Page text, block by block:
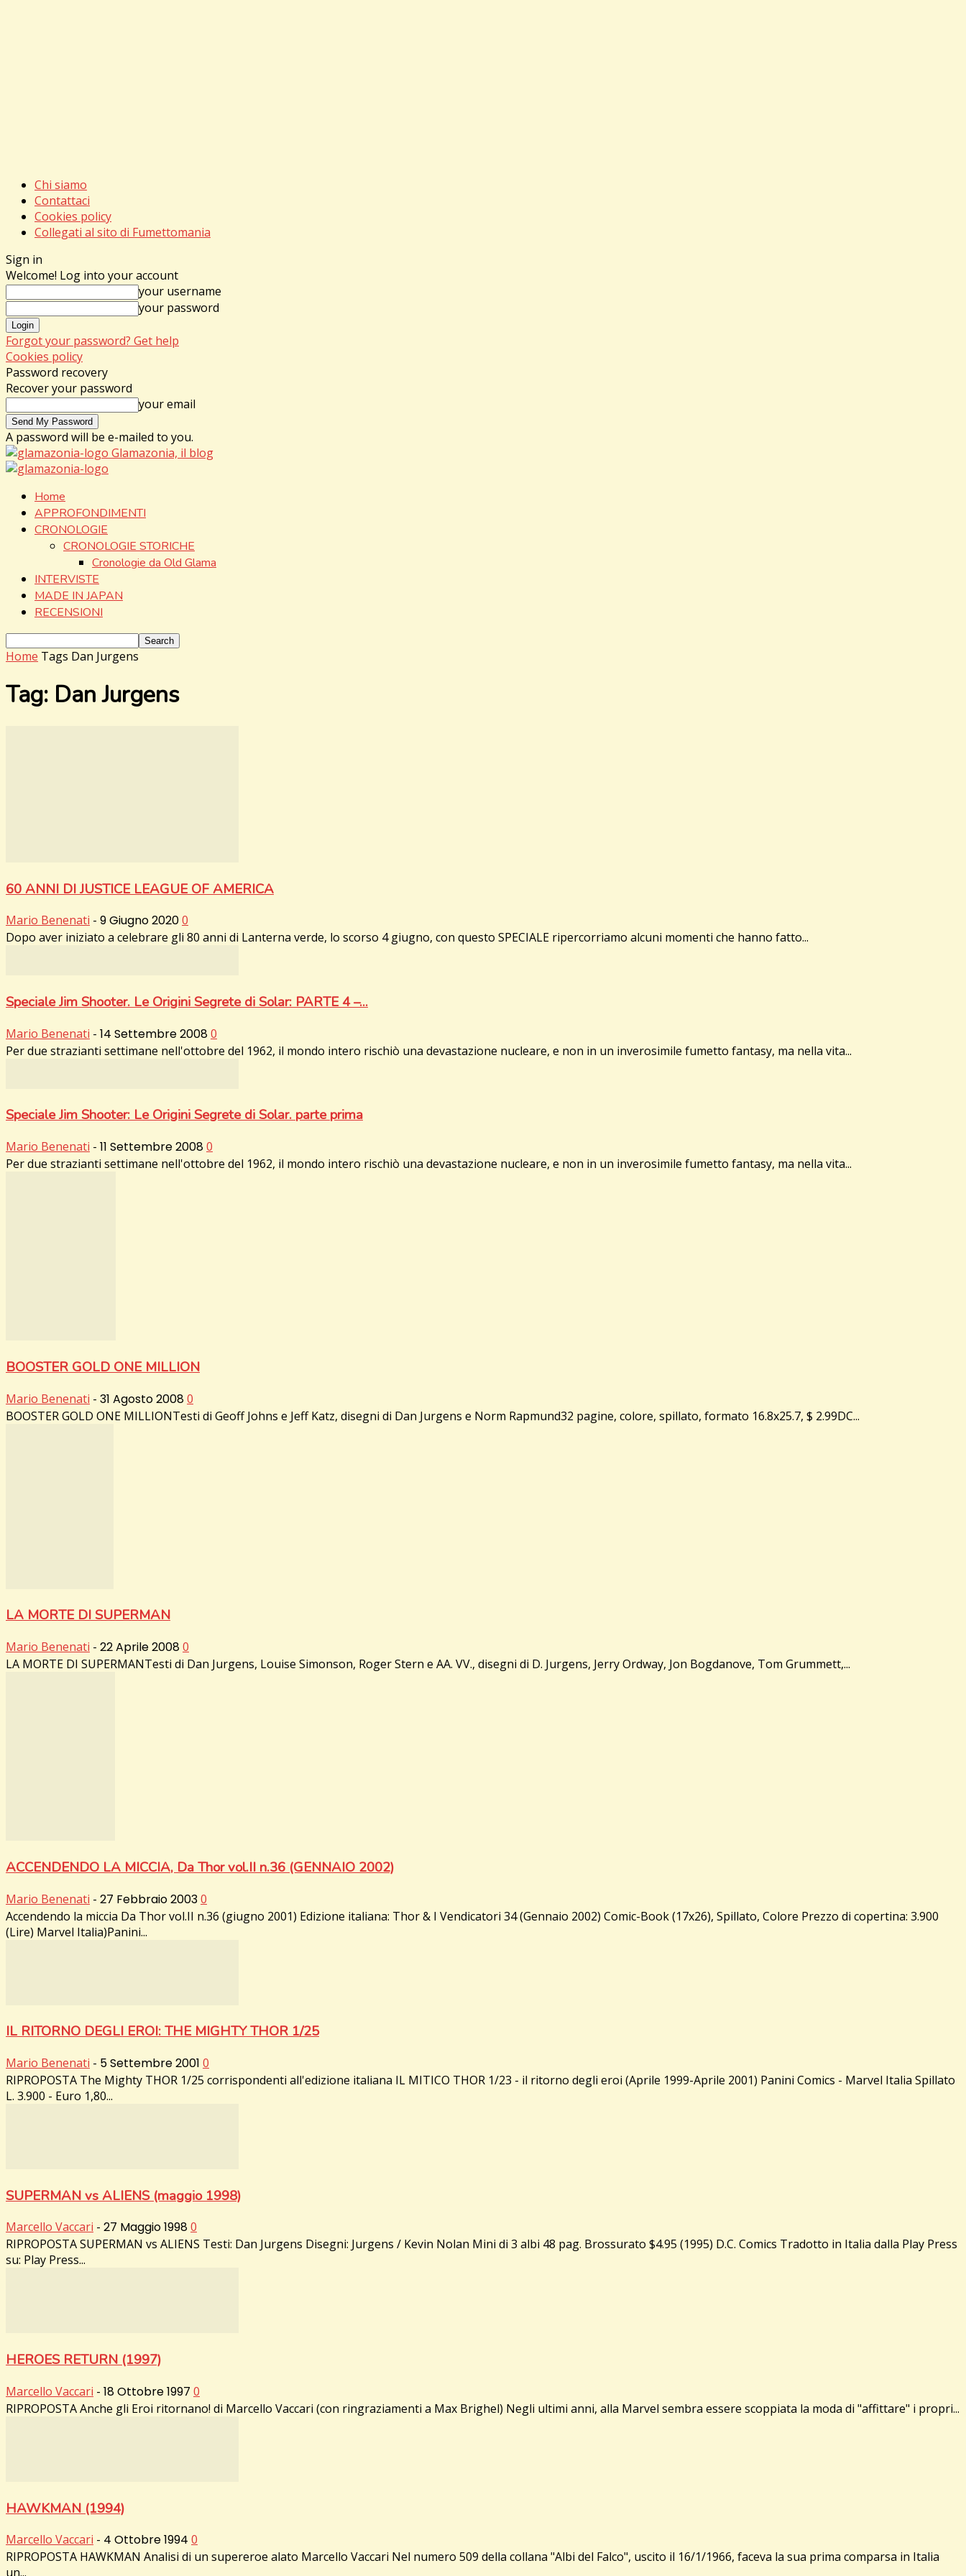
Chi siamo
Contattaci
Cookies policy
Collegati al sito di Fumettomania
Sign in
Welcome! Log into your account
your username
your password
Forgot your password? Get help
Cookies policy
Password recovery
Recover your password
your email
A password will be e-mailed to you.
Glamazonia, il blog
Home
APPROFONDIMENTI
CRONOLOGIE
CRONOLOGIE STORICHE
Cronologie da Old Glama
INTERVISTE
MADE IN JAPAN
RECENSIONI
Home Tags Dan Jurgens
Tag: Dan Jurgens
60 ANNI DI JUSTICE LEAGUE OF AMERICA
Mario Benenati - 9 Giugno 20200
Dopo aver iniziato a celebrare gli 80 anni di Lanterna verde, lo scorso 4 giugno, con questo SPECIALE ripercorriamo alcuni momenti che hanno fatto...
Speciale Jim Shooter. Le Origini Segrete di Solar: PARTE 4 –...
Mario Benenati - 14 Settembre 20080
Per due strazianti settimane nell'ottobre del 1962, il mondo intero rischiò una devastazione nucleare, e non in un inverosimile fumetto fantasy, ma nella vita...
Speciale Jim Shooter: Le Origini Segrete di Solar. parte prima
Mario Benenati - 11 Settembre 20080
Per due strazianti settimane nell'ottobre del 1962, il mondo intero rischiò una devastazione nucleare, e non in un inverosimile fumetto fantasy, ma nella vita...
BOOSTER GOLD ONE MILLION
Mario Benenati - 31 Agosto 20080
BOOSTER GOLD ONE MILLIONTesti di Geoff Johns e Jeff Katz, disegni di Dan Jurgens e Norm Rapmund32 pagine, colore, spillato, formato 16.8x25.7, $ 2.99DC...
LA MORTE DI SUPERMAN
Mario Benenati - 22 Aprile 20080
LA MORTE DI SUPERMANTesti di Dan Jurgens, Louise Simonson, Roger Stern e AA. VV., disegni di D. Jurgens, Jerry Ordway, Jon Bogdanove, Tom Grummett,...
ACCENDENDO LA MICCIA, Da Thor vol.II n.36 (GENNAIO 2002)
Mario Benenati - 27 Febbraio 20030
Accendendo la miccia Da Thor vol.II n.36 (giugno 2001) Edizione italiana: Thor & I Vendicatori 34 (Gennaio 2002) Comic-Book (17x26), Spillato, Colore Prezzo di copertina: 3.900
(Lire) Marvel Italia)Panini...
IL RITORNO DEGLI EROI: THE MIGHTY THOR 1/25
Mario Benenati - 5 Settembre 2001 0
RIPROPOSTA The Mighty THOR 1/25 corrispondenti all'edizione italiana IL MITICO THOR 1/23 - il ritorno degli eroi (Aprile 1999-Aprile 2001) Panini Comics - Marvel Italia Spillato
L. 3.900 - Euro 1,80...
SUPERMAN vs ALIENS (maggio 1998)
Marcello Vaccari - 27 Maggio 19980
RIPROPOSTA SUPERMAN vs ALIENS Testi: Dan Jurgens Disegni: Jurgens / Kevin Nolan Mini di 3 albi 48 pag. Brossurato $4.95 (1995) D.C. Comics Tradotto in Italia dalla Play Press
su: Play Press...
HEROES RETURN (1997)
Marcello Vaccari - 18 Ottobre 1997 0
RIPROPOSTA Anche gli Eroi ritornano! di Marcello Vaccari (con ringraziamenti a Max Brighel) Negli ultimi anni, alla Marvel sembra essere scoppiata la moda di "affittare" i propri...
HAWKMAN (1994)
Marcello Vaccari - 4 Ottobre 1994 0
RIPROPOSTA HAWKMAN Analisi di un supereroe alato Marcello Vaccari Nel numero 509 della collana "Albi del Falco", uscito il 16/1/1966, faceva la sua prima comparsa in Italia
un...